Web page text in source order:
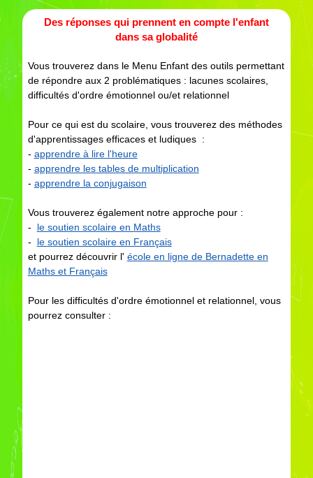
Des réponses qui prennent en compte l'enfant
dans sa globalité
Vous trouverez dans le Menu Enfant des outils permettant
de répondre aux 2 problématiques : lacunes scolaires,
difficultés d'ordre émotionnel ou/et relationnel
Pour ce qui est du scolaire, vous trouverez des méthodes
d'apprentissages efficaces et ludiques :
- apprendre à lire l'heure
- apprendre les tables de multiplication
- apprendre la conjugaison
Vous trouverez également notre approche pour :
- le soutien scolaire en Maths
- le soutien scolaire en Français
et pourrez découvrir l' école en ligne de Bernadette en
Maths et Français
Pour les difficultés d'ordre émotionnel et relationnel, vous
pourrez consulter :